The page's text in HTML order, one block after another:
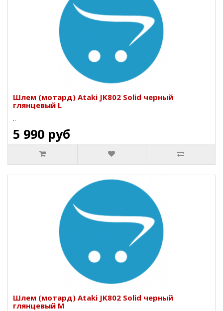
Шлем (мотард) Ataki JK802 Solid черный
глянцевый L
..
5 990 руб
Шлем (мотард) Ataki JK802 Solid черный
глянцевый M